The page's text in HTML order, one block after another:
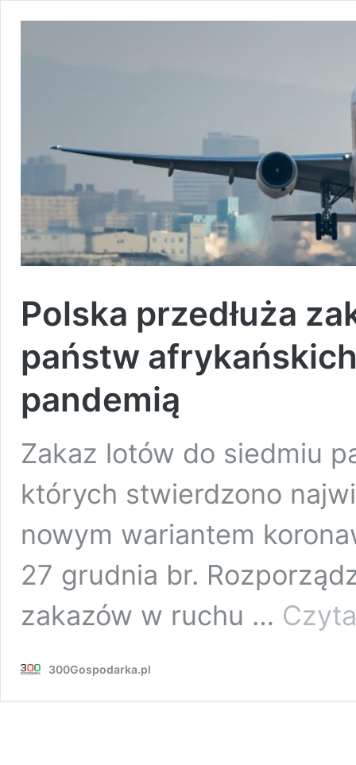
Polska przedłuża
państw
pandemią
Zakaz lotów do siedmiu
których stwierdzono
nowym wariantem
27 grudnia br.
zakazów w ruchu …
300Gospodarka.pl